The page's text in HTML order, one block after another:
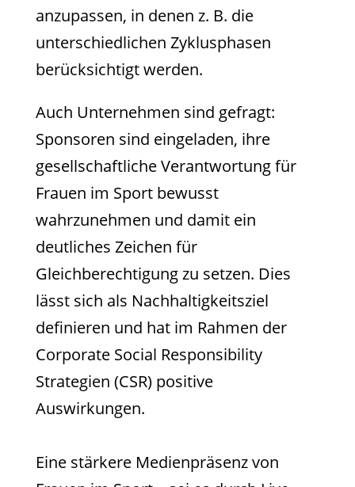
anzupassen, in denen z. B. die
unterschiedlichen Zyklusphasen
berücksichtigt werden.
Auch Unternehmen sind gefragt:
Sponsoren sind eingeladen, ihre
gesellschaftliche Verantwortung für
Frauen im Sport bewusst
wahrzunehmen und damit ein
deutliches Zeichen für
Gleichberechtigung zu setzen. Dies
lässt sich als Nachhaltigkeitsziel
definieren und hat im Rahmen der
Corporate Social Responsibility
Strategien (CSR) positive
Auswirkungen.
Eine stärkere Medienpräsenz von